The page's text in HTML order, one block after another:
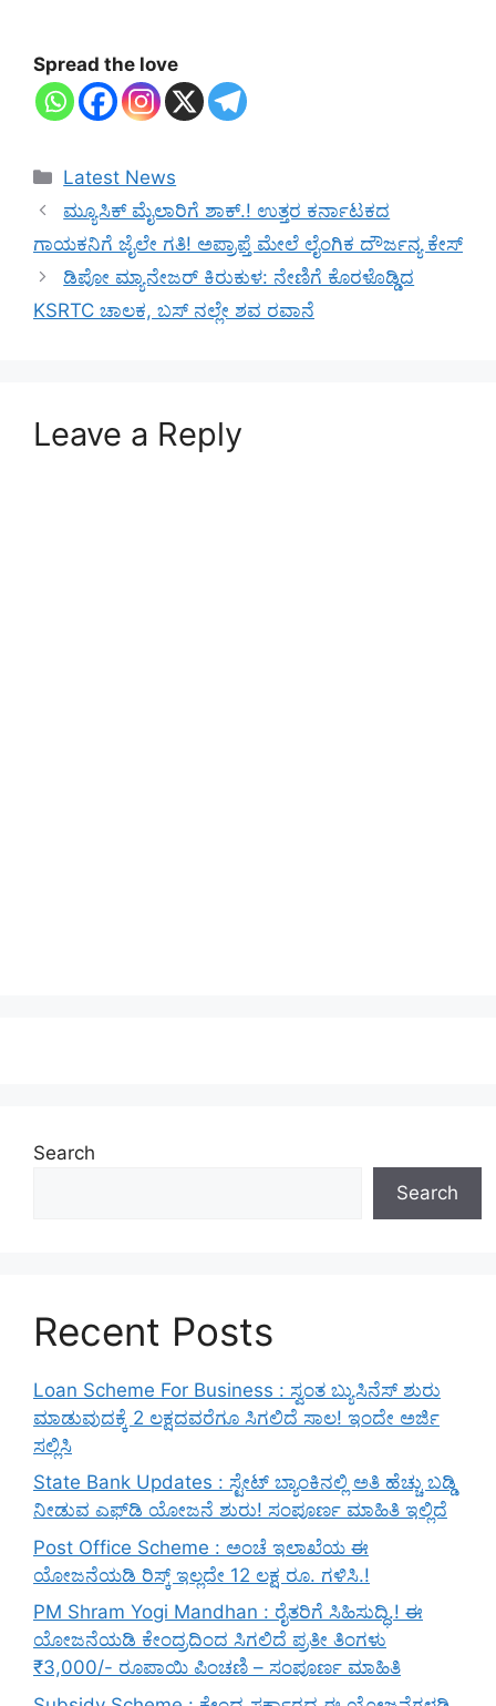
Spread the love
Categories
Latest News
ಮ್ಯೂಸಿಕ್ ಮೈಲಾರಿಗೆ ಶಾಕ್.! ಉತ್ತರ ಕರ್ನಾಟಕದ
ಗಾಯಕನಿಗೆ ಜೈಲೇ ಗತಿ! ಅಪ್ರಾಪ್ತೆ ಮೇಲೆ ಲೈಂಗಿಕ ದೌರ್ಜನ್ಯ ಕೇಸ್
ಡಿಪೋ ಮ್ಯಾನೇಜರ್ ಕಿರುಕುಳ: ನೇಣಿಗೆ ಕೊರಳೊಡ್ಡಿದ
KSRTC ಚಾಲಕ, ಬಸ್ ನಲ್ಲೇ ಶವ ರವಾನೆ
Leave a Reply
Search
Search
Recent Posts
Loan Scheme For Business : ಸ್ವಂತ ಬ್ಯುಸಿನೆಸ್ ಶುರು
ಮಾಡುವುದಕ್ಕೆ 2 ಲಕ್ಷದವರೆಗೂ ಸಿಗಲಿದೆ ಸಾಲ! ಇಂದೇ ಅರ್ಜಿ
ಸಲ್ಲಿಸಿ
State Bank Updates : ಸ್ಟೇಟ್ ಬ್ಯಾಂಕಿನಲ್ಲಿ ಅತಿ ಹೆಚ್ಚು ಬಡ್ಡಿ
ನೀಡುವ ಎಫ್‌ಡಿ ಯೋಜನೆ ಶುರು! ಸಂಪೂರ್ಣ ಮಾಹಿತಿ ಇಲ್ಲಿದೆ
Post Office Scheme : ಅಂಚೆ ಇಲಾಖೆಯ ಈ
ಯೋಜನೆಯಡಿ ರಿಸ್ಕ್‌ ಇಲ್ಲದೇ 12 ಲಕ್ಷ ರೂ. ಗಳಿಸಿ.!
PM Shram Yogi Mandhan : ರೈತರಿಗೆ ಸಿಹಿಸುದ್ಧಿ.! ಈ
ಯೋಜನೆಯಡಿ ಕೇಂದ್ರದಿಂದ ಸಿಗಲಿದೆ ಪ್ರತೀ ತಿಂಗಳು
₹3,000/- ರೂಪಾಯಿ ಪಿಂಚಣಿ – ಸಂಪೂರ್ಣ ಮಾಹಿತಿ